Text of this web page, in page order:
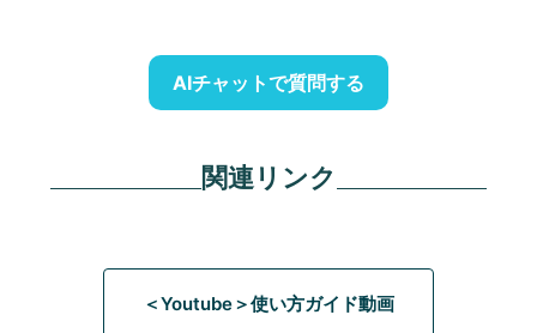
AIチャットで質問する
関連リンク
＜Youtube＞使い方ガイド動画